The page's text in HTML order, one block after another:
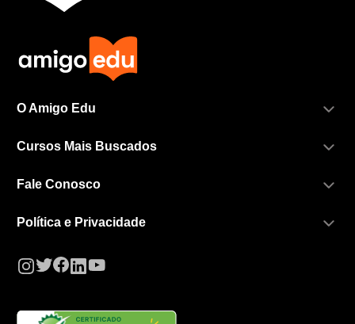
O Amigo Edu
Cursos Mais Buscados
Fale Conosco
Política e Privacidade